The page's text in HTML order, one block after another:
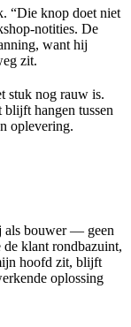
“Die knop doet niet
notities. De
want hij
zit.
stuk nog rauw is.
hangen tussen
oplevering.
als bouwer — geen
de klant rondbazuint,
hoofd zit, blijft
oplossing